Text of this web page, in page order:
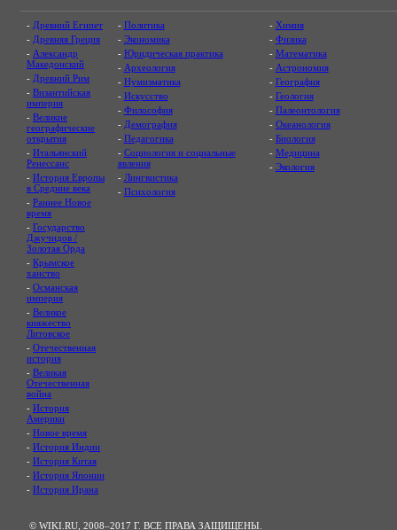
- Древний Египет
- Древняя Греция
- Александр
Македонский
- Древний Рим
- Византийская
империя
- Великие
географические
открытия
- Итальянский
Ренессанс
- История Европы
в Средние века
- Раннее Новое
время
- Государство
Джучидов /
Золотая Орда
- Крымское
ханство
- Османская
империя
- Великое
княжество
Литовское
- Отечественная
история
- Великая
Отечественная
война
- История
Америки
- Новое время
- История Индии
- История Китая
- История Японии
- История Ирана
- Политика
- Экономика
- Юридическая практика
- Археология
- Нумизматика
- Искусство
- Философия
- Демография
- Педагогика
- Социология и социальные
явления
- Лингвистика
- Психология
- Химия
- Физика
- Математика
- Астрономия
- География
- Геология
- Палеонтология
- Океанология
- Биология
- Медицина
- Экология
© WIKI.RU, 2008–2017 Г. ВСЕ ПРАВА ЗАЩИЩЕНЫ.